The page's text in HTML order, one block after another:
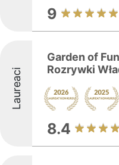
9
Laureaci
Garden of
Rozrywki
8.4